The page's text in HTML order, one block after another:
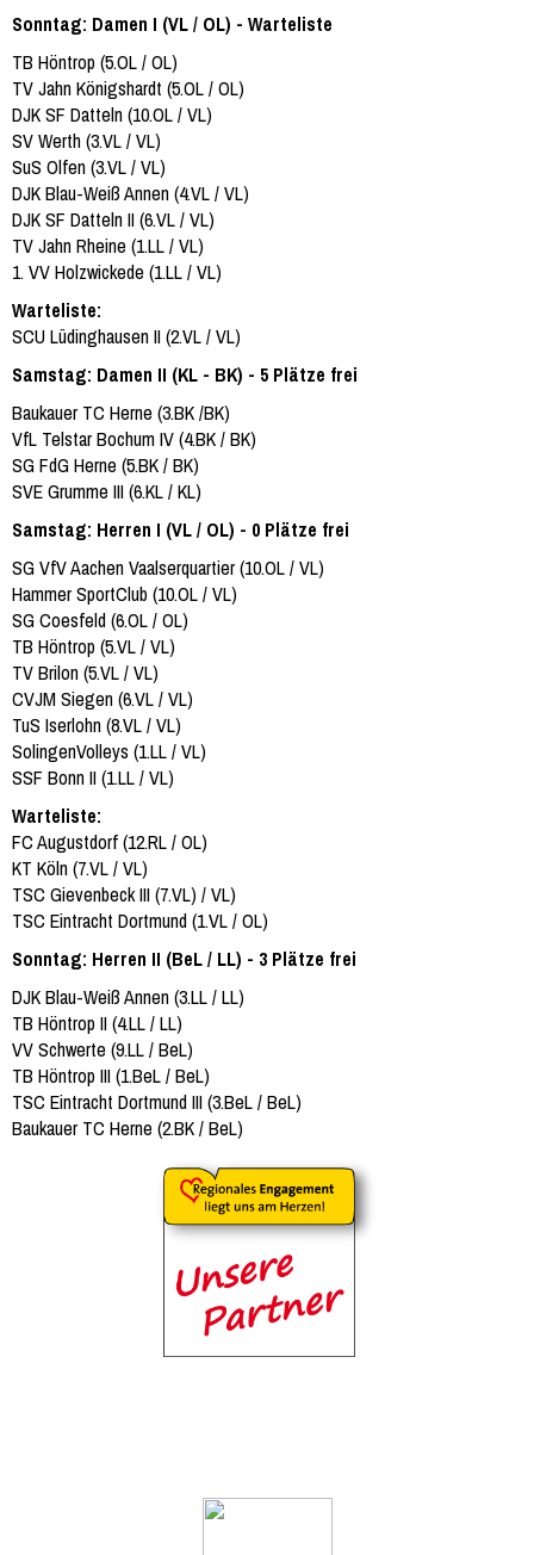
Sonntag: Damen I (VL / OL) - Warteliste
TB Höntrop (5.OL / OL)
TV Jahn Königshardt (5.OL / OL)
DJK SF Datteln (10.OL / VL)
SV Werth (3.VL / VL)
SuS Olfen (3.VL / VL)
DJK Blau-Weiß Annen (4.VL / VL)
DJK SF Datteln II (6.VL / VL)
TV Jahn Rheine (1.LL / VL)
1. VV Holzwickede (1.LL / VL)
Warteliste:
SCU Lüdinghausen II (2.VL / VL)
Samstag: Damen II (KL - BK) - 5 Plätze frei
Baukauer TC Herne (3.BK /BK)
VfL Telstar Bochum IV (4.BK / BK)
SG FdG Herne (5.BK / BK)
SVE Grumme III (6.KL / KL)
Samstag: Herren I (VL / OL) - 0 Plätze frei
SG VfV Aachen Vaalserquartier (10.OL / VL)
Hammer SportClub (10.OL / VL)
SG Coesfeld (6.OL / OL)
TB Höntrop (5.VL / VL)
TV Brilon (5.VL / VL)
CVJM Siegen (6.VL / VL)
TuS Iserlohn (8.VL / VL)
SolingenVolleys (1.LL / VL)
SSF Bonn II (1.LL / VL)
Warteliste:
FC Augustdorf (12.RL / OL)
KT Köln (7.VL / VL)
TSC Gievenbeck III (7.VL) / VL)
TSC Eintracht Dortmund (1.VL / OL)
Sonntag: Herren II (BeL / LL) - 3 Plätze frei
DJK Blau-Weiß Annen (3.LL / LL)
TB Höntrop II (4.LL / LL)
VV Schwerte (9.LL / BeL)
TB Höntrop III (1.BeL / BeL)
TSC Eintracht Dortmund III (3.BeL / BeL)
Baukauer TC Herne (2.BK / BeL)